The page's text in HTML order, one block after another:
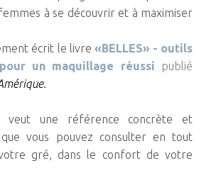
à se découvrir et à maximiser
écrit le livre «BELLES» - outils
un maquillage réussi
publié
veut une référence concrète et
vous pouvez consulter en tout
gré, dans le confort de votre